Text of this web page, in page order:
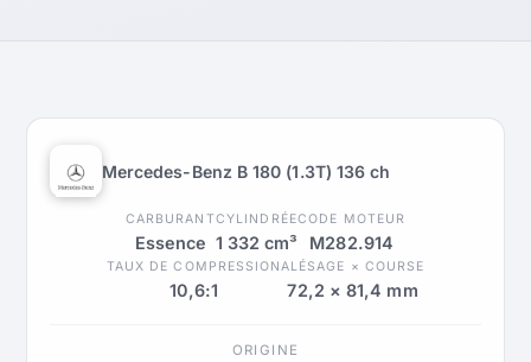
Mercedes-Benz B 180 (1.3T) 136 ch
CARBURANT
Essence
CYLINDRÉE
1 332 cm³
CODE MOTEUR
M282.914
TAUX DE COMPRESSION
10,6:1
ALÉSAGE × COURSE
72,2 × 81,4 mm
ORIGINE